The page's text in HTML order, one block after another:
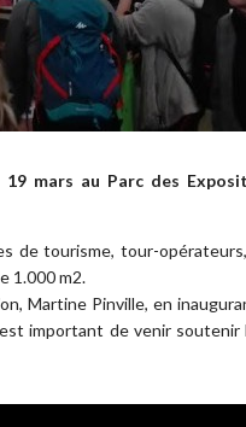
19 mars au Parc des
tourisme, tour-
1.000 m2.
Martine Pinville, en
important de venir soutenir